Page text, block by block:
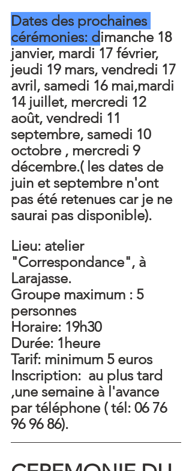
Dates des prochaines
cérémonies: dimanche 18
janvier, mardi 17 février,
jeudi 19 mars, vendredi 17
avril, samedi 16 mai,mardi
14 juillet, mercredi 12
août, vendredi 11
septembre, samedi 10
octobre , mercredi 9
décembre.( les dates de
juin et septembre n'ont
pas été retenues car je ne
saurai pas disponible).
Lieu: atelier
"Correspondance", à
Larajasse.
Groupe maximum : 5
personnes
Horaire: 19h30
Durée: 1heure
Tarif: minimum 5 euros
Inscription:  au plus tard
,une semaine à l'avance
par téléphone ( tél: 06 76
96 96 86).